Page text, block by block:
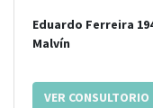
Eduardo Ferreira
Malvín
VER CONSULTORIO